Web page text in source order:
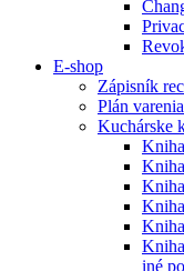
E-shop
Zápisník
Plán
Kuchárske
iné